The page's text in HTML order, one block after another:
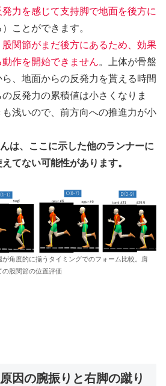
力を感じて支持脚で地面を後方に
ことができます。
股関節がまだ後方にあるため、効果
作を開始できません。上体が骨盤
、地面からの反発力を貰える時間
反発力の累積値は小さくなりま
浅いので、前方向への推進力が小
は、ここに示した他のランナーに
てない可能性があります。
角度的に揃うタイミングでのフォーム比較。肩
の股関節の位置評価
因の腕振りと右脚の蹴り